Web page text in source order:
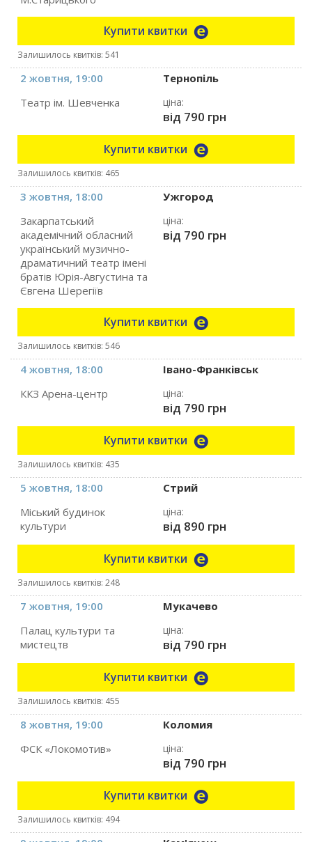
Купити квитки
Залишилось квитків: 541
2 жовтня, 19:00
Тернопіль
Театр ім. Шевченка
ціна:
від 790 грн
Купити квитки
Залишилось квитків: 465
3 жовтня, 18:00
Ужгород
Закарпатський
академічний обласний
український музично-
драматичний театр імені
братів Юрія-Августина та
Євгена Шерегіїв
ціна:
від 790 грн
Купити квитки
Залишилось квитків: 546
4 жовтня, 18:00
Івано-Франківськ
ККЗ Арена-центр
ціна:
від 790 грн
Купити квитки
Залишилось квитків: 435
5 жовтня, 18:00
Стрий
Міський будинок
культури
ціна:
від 890 грн
Купити квитки
Залишилось квитків: 248
7 жовтня, 19:00
Мукачево
Палац культури та
мистецтв
ціна:
від 790 грн
Купити квитки
Залишилось квитків: 455
8 жовтня, 19:00
Коломия
ФСК «Локомотив»
ціна:
від 790 грн
Купити квитки
Залишилось квитків: 494